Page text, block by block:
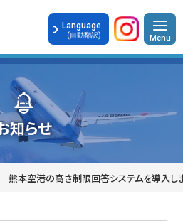
Language
(自動翻訳)
知らせ
熊本空港の高さ制限回答システムを導入し